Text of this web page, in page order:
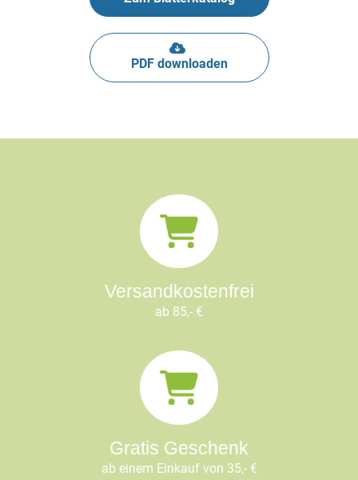
PDF downloaden
Versandkostenfrei
ab 85,- €
Gratis Geschenk
ab einem Einkauf von 35,- €